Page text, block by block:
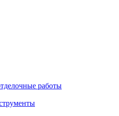
работы